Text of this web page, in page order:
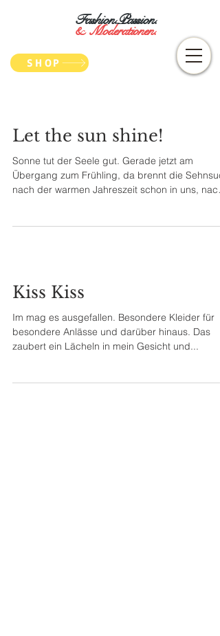
Fashion.Passion.
&Moderationen.
SHOP
Let the sun shine!
Sonne tut der Seele gut. Gerade jetzt am
Übergang zum Frühling, da brennt die
nach der warmen Jahreszeit schon in uns, nach
Kiss Kiss
Im mag es ausgefallen. Besondere Kleider für
besondere Anlässe und darüber hinaus. Das
zaubert ein Lächeln in mein Gesicht und...